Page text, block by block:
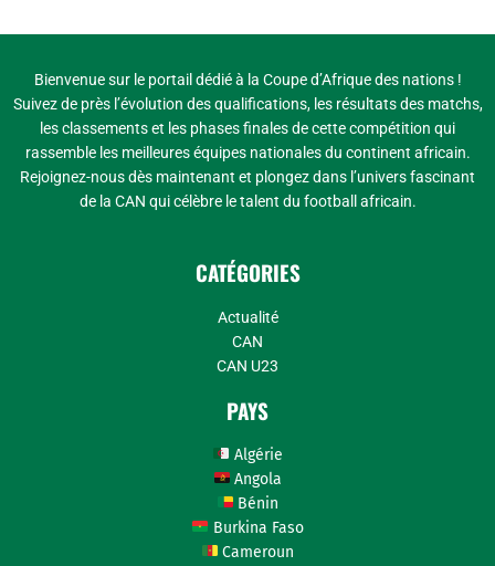
Bienvenue sur le portail dédié à la Coupe d’Afrique des nations !
Suivez de près l’évolution des qualifications, les résultats des matchs,
les classements et les phases finales de cette compétition qui
rassemble les meilleures équipes nationales du continent africain.
Rejoignez-nous dès maintenant et plongez dans l’univers fascinant
de la CAN qui célèbre le talent du football africain.
CATÉGORIES
Actualité
CAN
CAN U23
PAYS
Algérie
Angola
Bénin
Burkina Faso
Cameroun